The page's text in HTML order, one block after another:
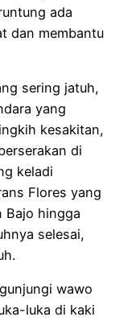
ada
dan membantu
sering jatuh,
yang
kesakitan,
di
keladi
Flores yang
Bajo hingga
selesai,
wawo
luka di kaki